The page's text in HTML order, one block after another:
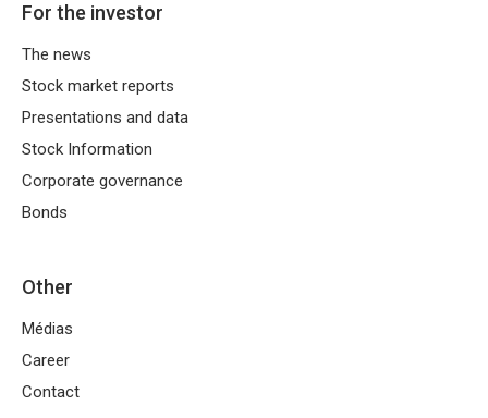
For the investor
The news
Stock market reports
Presentations and data
Stock Information
Corporate governance
Bonds
Other
Médias
Career
Contact